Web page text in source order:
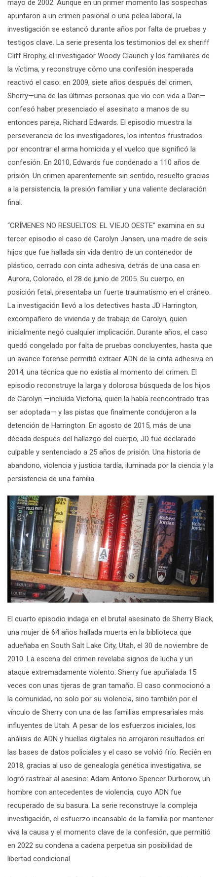
mayo de 2002. Aunque en un primer momento las sospechas
apuntaron a un crimen pasional o una pelea laboral, la
investigación se estancó durante años por falta de pruebas y
testigos clave. La serie presenta los testimonios del ex sheriff
Cliff Brophy, el investigador Woody Claunch y los familiares de
la víctima, y reconstruye cómo una confesión inesperada
reactivó el caso: en 2009, siete años después del crimen,
Sherry—una de las últimas personas que vio con vida a Dan—
confesó haber presenciado el asesinato a manos de su
entonces pareja, Richard Edwards. El episodio muestra la
perseverancia de los investigadores, los intentos frustrados
por encontrar el arma homicida y el vuelco que significó la
confesión. En 2010, Edwards fue condenado a 110 años de
prisión. Un crimen aparentemente sin sentido, resuelto gracias
a la persistencia, la presión familiar y una valiente declaración
final.
“CRÍMENES NO RESUELTOS: EL VIEJO OESTE” examina en su
tercer episodio el caso de Carolyn Jansen, una madre de seis
hijos que fue hallada sin vida dentro de un contenedor de
plástico, cerrado con cinta adhesiva, detrás de una casa en
Aurora, Colorado, el 28 de junio de 2005. Su cuerpo, en
posición fetal, presentaba un fuerte traumatismo en el cráneo.
La investigación llevó a los detectives hasta JD Harrington,
excompañero de vivienda y de trabajo de Carolyn, quien
inicialmente negó cualquier implicación. Durante años, el caso
quedó congelado por falta de pruebas concluyentes, hasta que
un avance forense permitió extraer ADN de la cinta adhesiva en
2014, una técnica que no existía al momento del crimen. El
episodio reconstruye la larga y dolorosa búsqueda de los hijos
de Carolyn —incluida Victoria, quien la había reencontrado tras
ser adoptada— y las pistas que finalmente condujeron a la
detención de Harrington. En agosto de 2015, más de una
década después del hallazgo del cuerpo, JD fue declarado
culpable y sentenciado a 25 años de prisión. Una historia de
abandono, violencia y justicia tardía, iluminada por la ciencia y la
persistencia de una familia.
El cuarto episodio indaga en el brutal asesinato de Sherry Black,
una mujer de 64 años hallada muerta en la biblioteca que
adueñaba en South Salt Lake City, Utah, el 30 de noviembre de
2010. La escena del crimen revelaba signos de lucha y un
ataque extremadamente violento: Sherry fue apuñalada 15
veces con unas tijeras de gran tamaño. El caso conmocionó a
la comunidad, no solo por su violencia, sino también por el
vínculo de Sherry con una de las familias empresariales más
influyentes de Utah. A pesar de los esfuerzos iniciales, los
análisis de ADN y huellas digitales no arrojaron resultados en
las bases de datos policiales y el caso se volvió frío. Recién en
2018, gracias al uso de genealogía genética investigativa, se
logró rastrear al asesino: Adam Antonio Spencer Durborow, un
hombre con antecedentes de violencia, cuyo ADN fue
recuperado de su basura. La serie reconstruye la compleja
investigación, el esfuerzo incansable de la familia por mantener
viva la causa y el momento clave de la confesión, que permitió
en 2022 su condena a cadena perpetua sin posibilidad de
libertad condicional.